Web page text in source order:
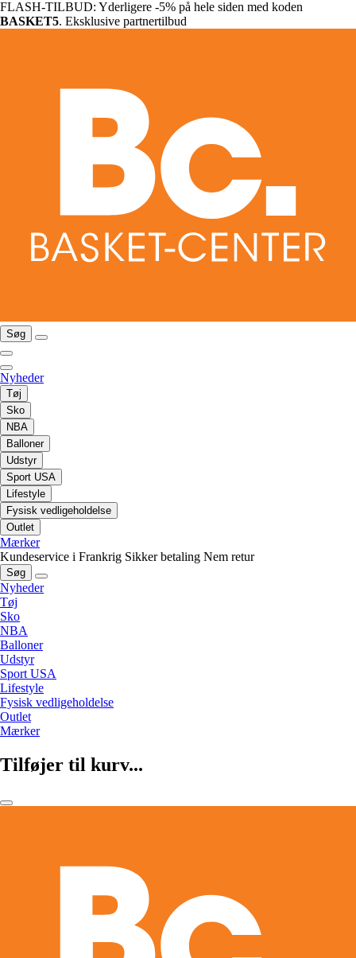
FLASH-TILBUD: Yderligere -5% på hele siden med koden
BASKET5. Eksklusive partnertilbud
Søg
Nyheder
Tøj
Sko
NBA
Balloner
Udstyr
Sport USA
Lifestyle
Fysisk vedligeholdelse
Outlet
Mærker
Kundeservice i Frankrig Sikker betaling Nem retur
Søg
Nyheder
Tøj
Sko
NBA
Balloner
Udstyr
Sport USA
Lifestyle
Fysisk vedligeholdelse
Outlet
Mærker
Tilføjer til kurv...